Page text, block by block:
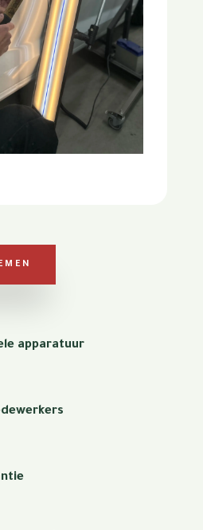
apparatuur